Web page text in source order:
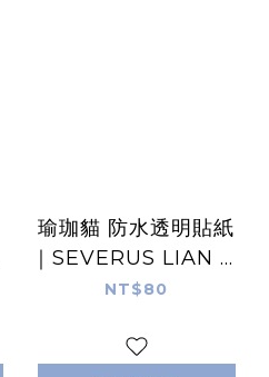
瑜珈貓 防水透明貼紙
｜SEVERUS LIAN 里
恩太太
NT$80